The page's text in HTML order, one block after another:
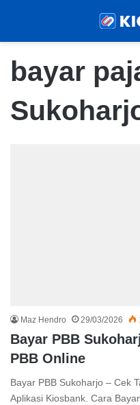
bayar
Maz Hendro 29/03/2026
Bayar PBB
PBB Online
Bayar PBB Sukoharjo – Cek
Aplikasi Kiosbank. Cara